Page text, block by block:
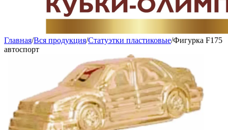
Главная/Вся продукция/Статуэтки пластиковые/Фигурка F175
автоспорт